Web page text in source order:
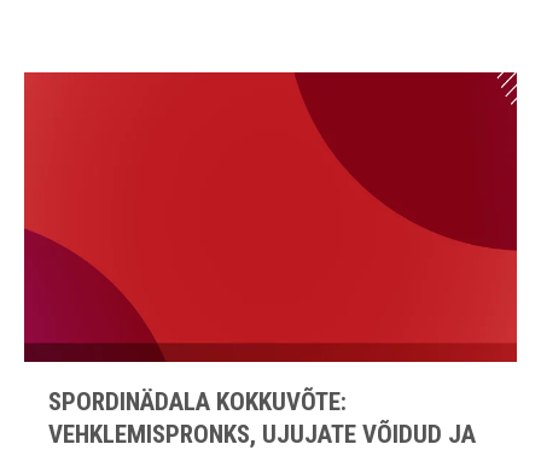
SPORDINÄDALA KOKKUVÕTE:
VEHKLEMISPRONKS, UJUJATE VÕIDUD JA